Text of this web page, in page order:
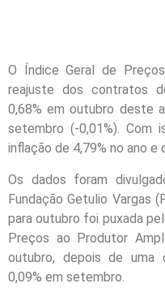
O Índice Geral de
reajuste dos contratos
0,68% em outubro deste
setembro (-0,01%). Com
inflação de 4,79% no ano e
Os dados foram
Fundação Getulio Vargas
para outubro foi puxada
Preços ao Produtor
outubro, depois de uma
0,09% em setembro.